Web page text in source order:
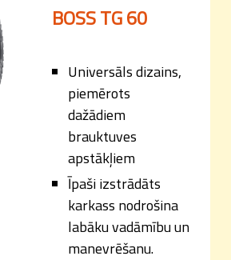
BOSS TG 60
Universāls dizains,
piemērots
dažādiem
brauktuves
apstākļiem
Īpaši izstrādāts
karkass nodrošina
labāku vadāmību un
manevrēšanu.